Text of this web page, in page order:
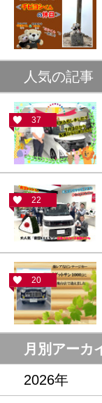
人気の記事
37
22
20
月別アーカ
2026年